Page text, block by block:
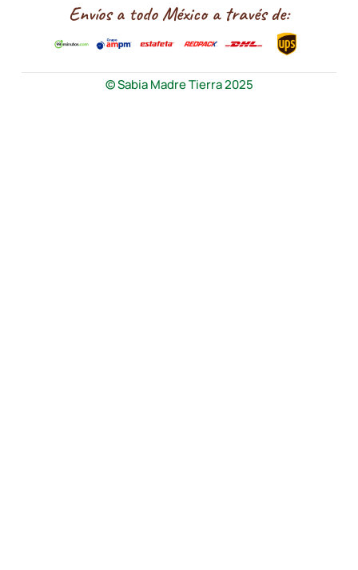
Envíos a todo México a través de:
© Sabia Madre Tierra 2025